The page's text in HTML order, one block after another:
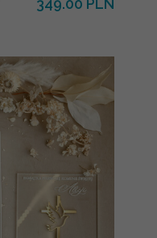
349.00 PLN